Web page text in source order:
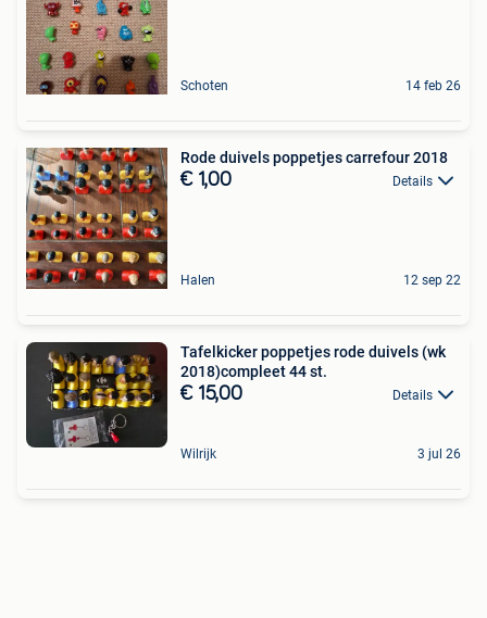
Schoten 14 feb 26
Rode duivels poppetjes carrefour 2018
€ 1,00 Details
Halen 12 sep 22
Tafelkicker poppetjes rode duivels (wk
2018)compleet 44 st.
€ 15,00 Details
Wilrijk 3 jul 26